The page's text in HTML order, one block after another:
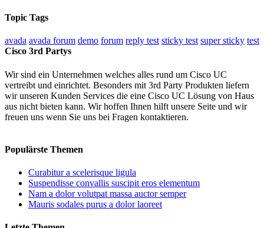
Topic Tags
avada avada forum demo forum reply test sticky test super sticky test
Cisco 3rd Partys
Wir sind ein Unternehmen welches alles rund um Cisco UC
vertreibt und einrichtet. Besonders mit 3rd Party Produkten liefern
wir unseren Kunden Services die eine Cisco UC Lösung von Haus
aus nicht bieten kann. Wir hoffen Ihnen hilft unsere Seite und wir
freuen uns wenn Sie uns bei Fragen kontaktieren.
Populärste Themen
Curabitur a scelerisque ligula
Suspendisse convallis suscipit eros elementum
Nam a dolor volutpat massa auctor semper
Mauris sodales purus a dolor laoreet